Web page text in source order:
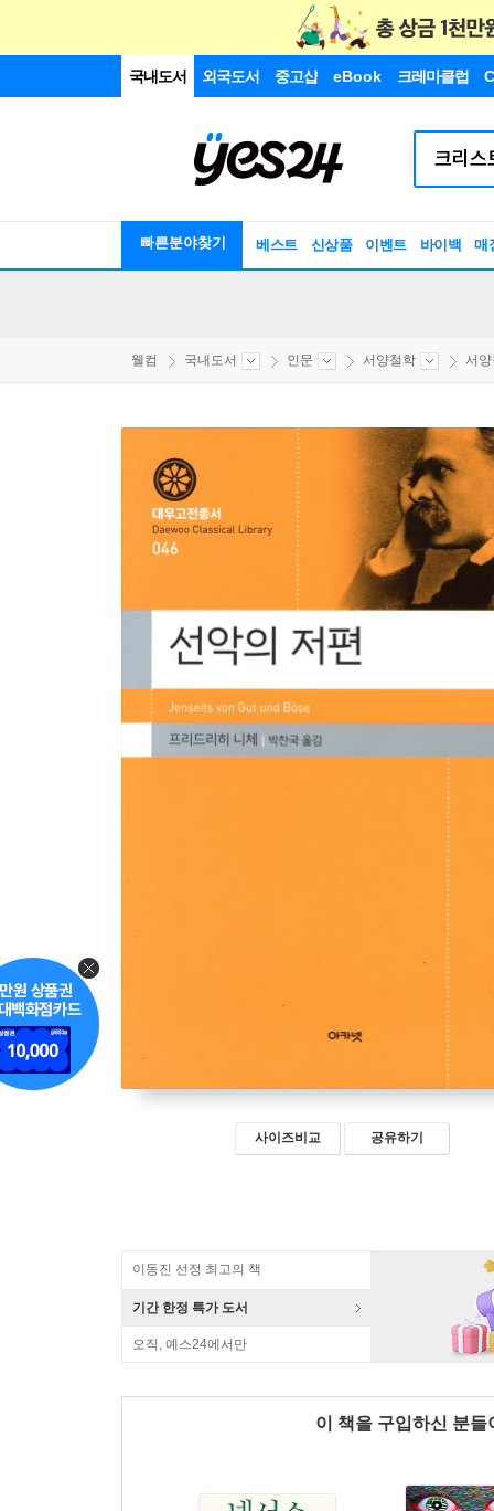
국내도서 외국도서 중고샵 eBook 크레마클럽
빠른분야찾기 베스트 신상품 이벤트 바이백 매
웰컴 국내도서 인문 서양철학 서
사이즈비교 공유하기
이동진 선정 최고의 책
기간 한정 특가 도서
오직, 예스24에서만
이 책을 구입하신 분